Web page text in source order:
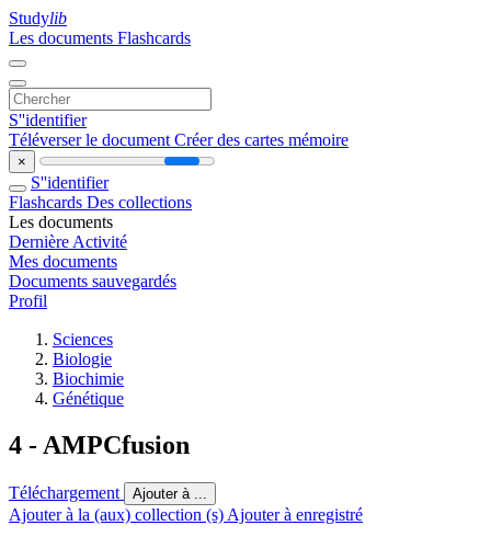
Studylib
Les documents Flashcards
S''identifier
Téléverser le document Créer des cartes mémoire
×
S''identifier
Flashcards Des collections
Les documents
Dernière Activité
Mes documents
Documents sauvegardés
Profil
Sciences
Biologie
Biochimie
Génétique
4 - AMPCfusion
Téléchargement Ajouter à ...
Ajouter à la (aux) collection (s) Ajouter à enregistré